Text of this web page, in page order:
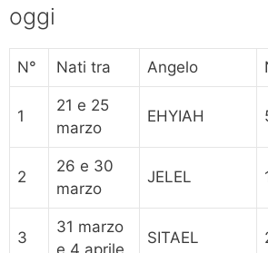
oggi
N° Nati tra Angelo
1
21 e 25
marzo
EHYIAH
2
26 e 30
marzo
JELEL
3
31 marzo
e 4 aprile
SITAEL